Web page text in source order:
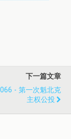
下一篇文章
- 第一次魁北克
主权公投